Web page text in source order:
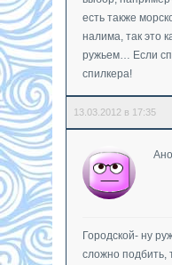
есть также
налима, так это
ружьем… Если
спилкера!
13.03.2012 в 17:35
Городской- ну
сложно подбить,